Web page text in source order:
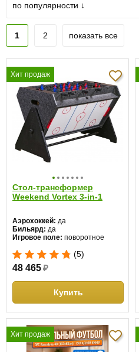
по популярности ↓
1 2 показать все
Хит продаж
Стол-трансформер
Weekend Vortex 3-in-1
Аэрохоккей: да
Бильярд: да
Игровое поле: поворотное
Материал столешницы:
Соккер:нет
Теннис:нет
(5)
48 465₽
Купить
Хит продаж